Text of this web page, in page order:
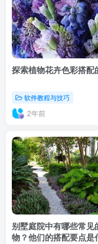
探索植物花卉色彩搭配
软件教程与技巧
2年前
别墅庭院中有哪些常见
物？他们的搭配要点是